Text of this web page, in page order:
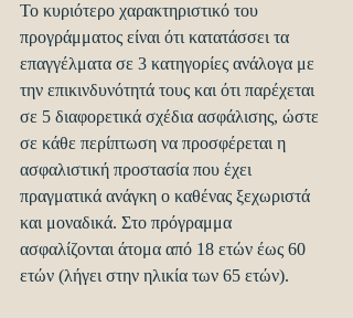
Το κυριότερο χαρακτηριστικό του
προγράμματος είναι ότι κατατάσσει τα
επαγγέλματα σε 3 κατηγορίες ανάλογα με
την επικινδυνότητά τους και ότι παρέχεται
σε 5 διαφορετικά σχέδια ασφάλισης, ώστε
σε κάθε περίπτωση να προσφέρεται η
ασφαλιστική προστασία που έχει
πραγματικά ανάγκη ο καθένας ξεχωριστά
και μοναδικά. Στο πρόγραμμα
ασφαλίζονται άτομα από 18 ετών έως 60
ετών (λήγει στην ηλικία των 65 ετών).